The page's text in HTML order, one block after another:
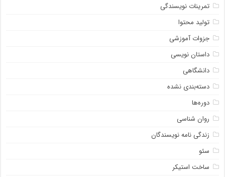
تمرینات نویسندگی
تولید محتوا
جزوات آموزشی
داستان نویسی
دانشگاهی
دسته‌بندی نشده
دوره‌ها
روان شناسی
زندگی نامه نویسندگان
سئو
ساخت استیکر